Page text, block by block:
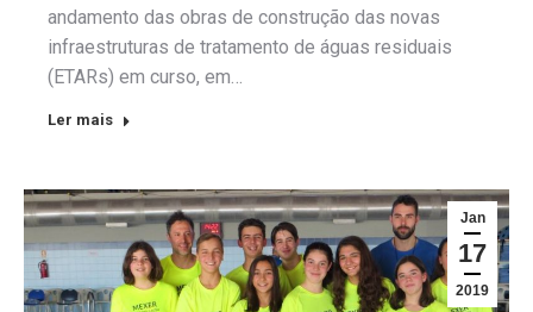
andamento das obras de construção das novas
infraestruturas de tratamento de águas residuais
(ETARs) em curso, em…
Ler mais
Jan
17
2019